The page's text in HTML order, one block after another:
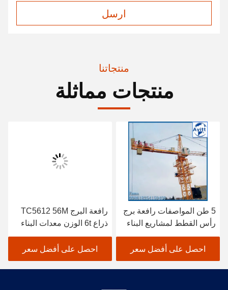
ارسل
منتجاتنا
منتجات مماثلة
5 طن المواصفات رافعة برج
رأس القطط لمشاريع البناء
المدني
احصل على أفضل سعر
رافعة البرج TC5612 56M
ذراع 6t الوزن معدات البناء
احصل على أفضل سعر